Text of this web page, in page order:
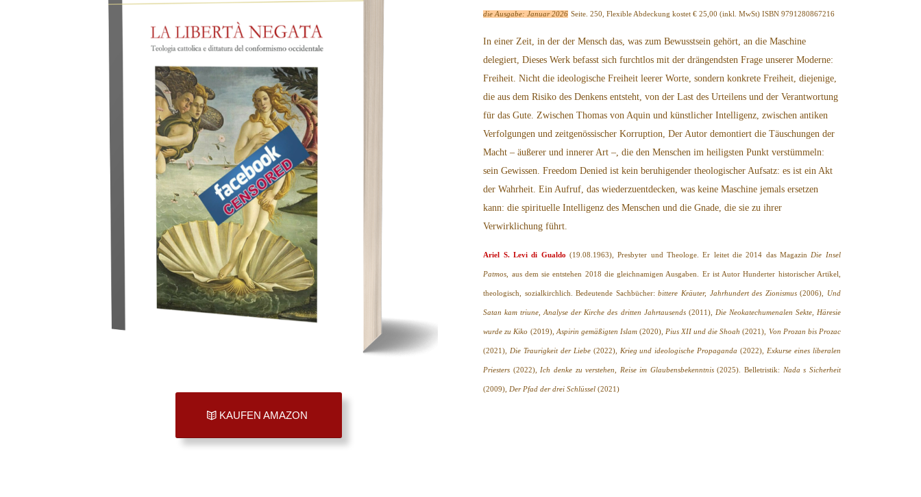
KAUFEN AMAZON
die Ausgabe: Januar 2026 Seite. 250, Flexible Abdeckung kostet € 25,00 (inkl. MwSt) ISBN 9791280867216
In einer Zeit, in der der Mensch das, was zum Bewusstsein gehört, an die Maschine
delegiert, Dieses Werk befasst sich furchtlos mit der drängendsten Frage unserer Moderne:
Freiheit. Nicht die ideologische Freiheit leerer Worte, sondern konkrete Freiheit, diejenige,
die aus dem Risiko des Denkens entsteht, von der Last des Urteilens und der Verantwortung
für das Gute. Zwischen Thomas von Aquin und künstlicher Intelligenz, zwischen antiken
Verfolgungen und zeitgenössischer Korruption, Der Autor demontiert die Täuschungen der
Macht – äußerer und innerer Art –, die den Menschen im heiligsten Punkt verstümmeln:
sein Gewissen. Freedom Denied ist kein beruhigender theologischer Aufsatz: es ist ein Akt
der Wahrheit. Ein Aufruf, das wiederzuentdecken, was keine Maschine jemals ersetzen
kann: die spirituelle Intelligenz des Menschen und die Gnade, die sie zu ihrer
Verwirklichung führt.
Ariel S. Levi di Gualdo (19.08.1963), Presbyter und Theologe. Er leitet die 2014 das Magazin Die Insel
Patmos , aus dem sie entstehen 2018 die gleichnamigen Ausgaben. Er ist Autor Hunderter historischer Artikel,
theologisch, sozialkirchlich. Bedeutende Sachbücher:bittere Kräuter, Jahrhundert des Zionismus(2006), Und
Satan kam triune, Analyse der Kirche des dritten Jahrtausends(2011), Die Neokatechumenalen Sekte, Häresie
wurde zu Kiko (2019), Aspirin gemäßigten Islam(2020), Pius XII und die Shoah (2021), Von Prozan bis Prozac
(2021), Die Traurigkeit der Liebe(2022), Krieg und ideologische Propaganda (2022), Exkurse eines liberalen
Priesters (2022), Ich denke zu verstehen, Reise im Glaubensbekenntnis(2025). Belletristik: Nada s Sicherheit
(2009), Der Pfad der drei Schlüssel (2021)